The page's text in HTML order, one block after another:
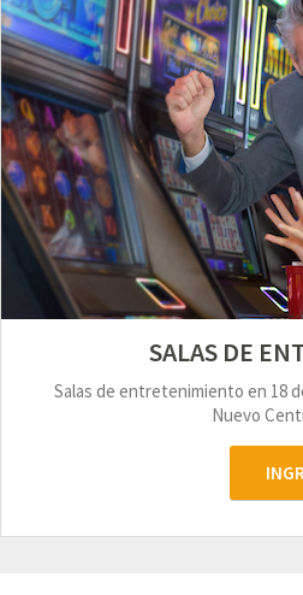
SALAS DE
Salas de entretenimiento en 18
Nuevo